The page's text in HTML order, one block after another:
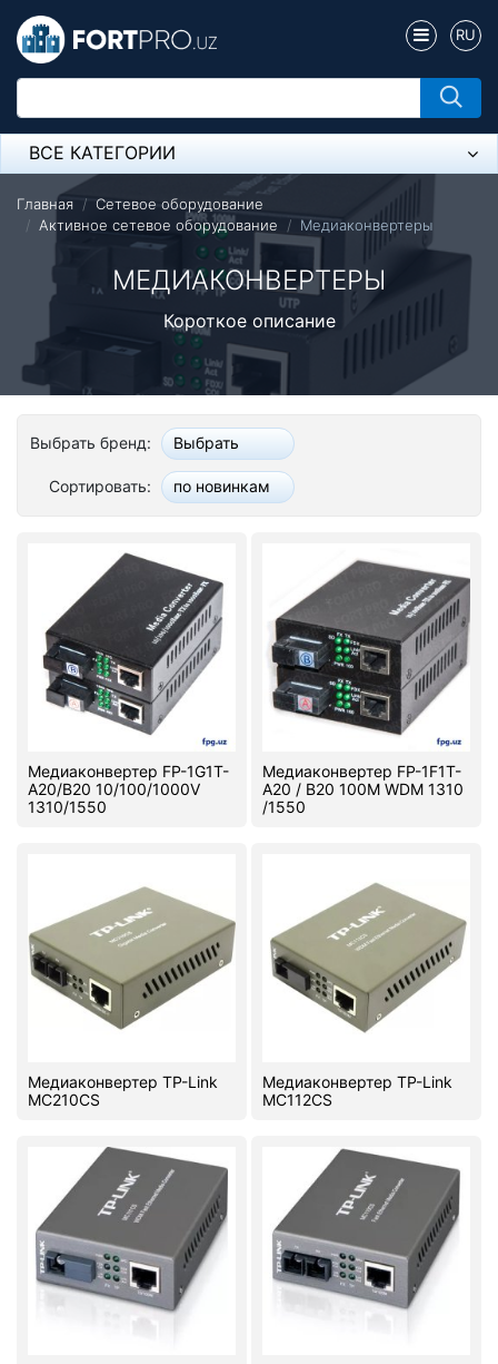
RU
ВСЕ КАТЕГОРИИ
Микрофон
Напольные розетки
Оборудование Mikrotik
Пылесос
Спикерфон
Модемы ADSL, Wan/Lan Роутеры, Wi-Fi
IP Телефония
Серверное оборудование
UPS Источники бесперебойного питания
Мышки и Клавиатуры
Наушники
Системы охлаждения
Digital Signage
Видеонаблюдение
Компьютеры Fujitsu
Главная
Сетевое оборудование
Активное сетевое оборудование
Медиаконвертеры
МЕДИАКОНВЕРТЕРЫ
Короткое описание
Выбрать бренд: Выбрать
Сортировать: по новинкам
Медиаконвертер FP-1G1T-
A20/B20 10/100/1000V
1310/1550
Медиаконвертер FP-1F1T-
A20 / B20 100M WDM 1310
/1550
Медиаконвертер TP-Link
MC210CS
Медиаконвертер TP-Link
MC112CS